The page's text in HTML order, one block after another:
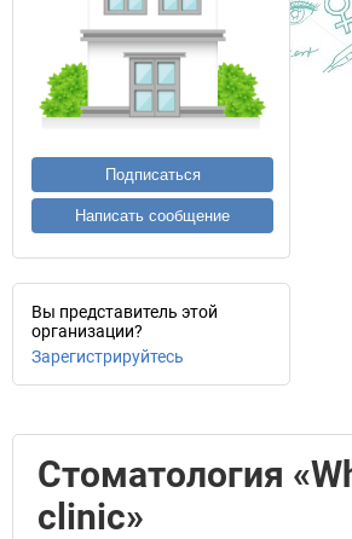
Подписаться
Написать сообщение
Вы представитель этой
организации?
Зарегистрируйтесь
Стоматология
clinic»